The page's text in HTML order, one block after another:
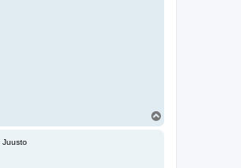
Juusto